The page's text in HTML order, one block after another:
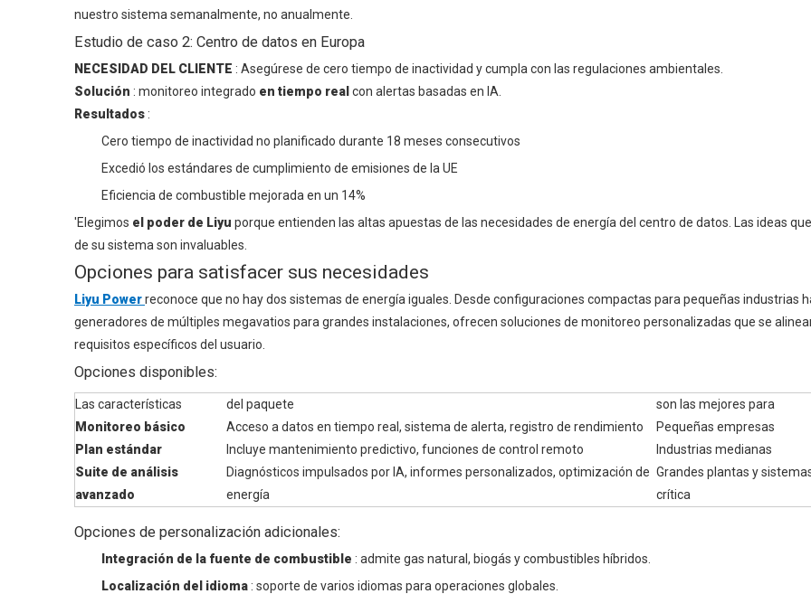
nuestro sistema semanalmente, no anualmente.
Estudio de caso 2: Centro de datos en Europa
NECESIDAD DEL CLIENTE : Asegúrese de cero tiempo de inactividad y cumpla con las regulaciones ambientales.
Solución : monitoreo integrado en tiempo real con alertas basadas en IA.
Resultados :
Cero tiempo de inactividad no planificado durante 18 meses consecutivos
Excedió los estándares de cumplimiento de emisiones de la UE
Eficiencia de combustible mejorada en un 14%
'Elegimos el poder de Liyu porque entienden las altas apuestas de las necesidades de energía del centro de datos. Las ideas
de su sistema son invaluables.
Opciones para satisfacer sus necesidades
Liyu Powerreconoce que no hay dos sistemas de energía iguales. Desde configuraciones compactas para pequeñas industrias
generadores de múltiples megavatios para grandes instalaciones, ofrecen soluciones de monitoreo personalizadas que se
requisitos específicos del usuario.
Opciones disponibles:
Las características del paquete
son las mejores para
Monitoreo básico
Acceso a datos en tiempo real, sistema de alerta, registro de rendimiento
Pequeñas empresas
Plan estándar
Incluye mantenimiento predictivo, funciones de control remoto
Industrias medianas
Suite de análisis
avanzado
Diagnósticos impulsados ​​por IA, informes personalizados, optimización de
energía
Grandes plantas y
crítica
Opciones de personalización adicionales:
Integración de la fuente de combustible : admite gas natural, biogás y combustibles híbridos.
Localización del idioma : soporte de varios idiomas para operaciones globales.